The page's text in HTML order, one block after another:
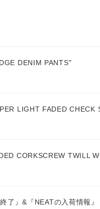
DENIM PANTS"
LIGHT FADED CHECK
CORKSCREW TWILL
了』&『NEATの入荷情報』